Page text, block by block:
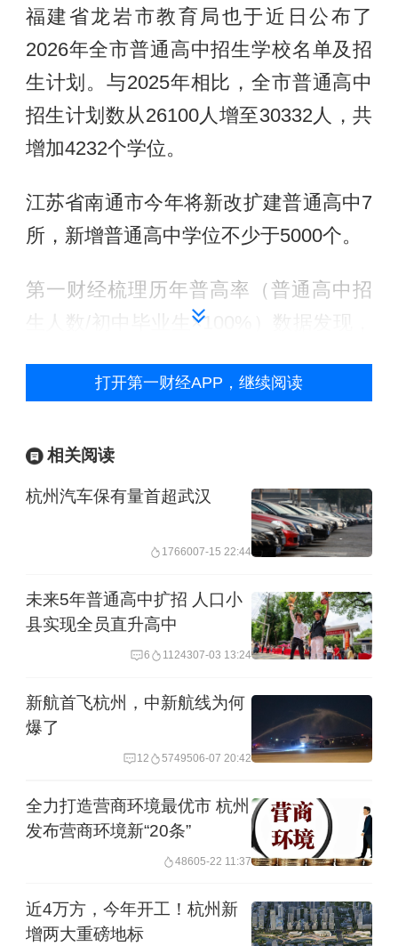
福建省龙岩市教育局也于近日公布了
2026年全市普通高中招生学校名单及招
生计划。与2025年相比，全市普通高中
招生计划数从26100人增至30332人，共
增加4232个学位。
江苏省南通市今年将新改扩建普通高中7
所，新增普通高中学位不少于5000个。
第一财经梳理历年普高率（普通高中招
生人数/初中毕业生×100%）数据发现，
2021年普高招生首次突破900万人大
人，这也是我国普高招生首次突破千万
大关，比上一年增加68.4万人，当年的
普高率首次突破六成，达到了61.02%；
2025年进一步提升，普通高中招生
1074.9万人，普高率进一步提升到
62.36%。
财经分析称，近年来各地多措并举，加
大投入，扩大了普通高中学位供给。同
高的招生学校和招生人数上升，这样一
来也缓解了很多家长普职分流的焦虑。
征，小学在校生规模已在2023年达峰，
打开第一财经APP，继续阅读
相关阅读
杭州汽车保有量首超武汉
1766007-15 22:44
未来5年普通高中扩招 人口小
县实现全员直升高中
6 1124307-03 13:24
新航首飞杭州，中新航线为何
爆了
12 5749506-07 20:42
全力打造营商环境最优市 杭州
发布营商环境新“20条”
48605-22 11:37
近4万方，今年开工！杭州新
增两大重磅地标